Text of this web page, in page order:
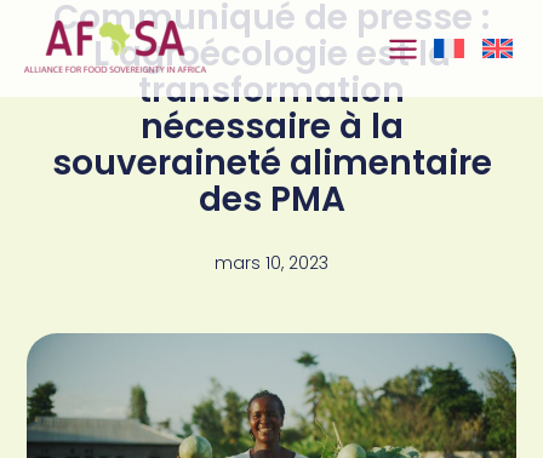
Aller au
contenuCommuniqué de presse :
L’agroécologie est la
transformation
nécessaire à la
souveraineté alimentaire
des PMA
mars 10, 2023